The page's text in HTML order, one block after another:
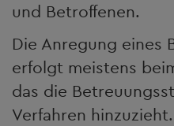
und Betroffenen.
Die Anregung eines
erfolgt meistens
das die
Verfahren